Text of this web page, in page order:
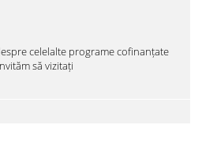
celelalte programe cofinanțate
să vizitați